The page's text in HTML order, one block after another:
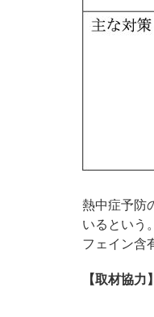
熱中症予防
いるという
フェイン含
【取材協力】